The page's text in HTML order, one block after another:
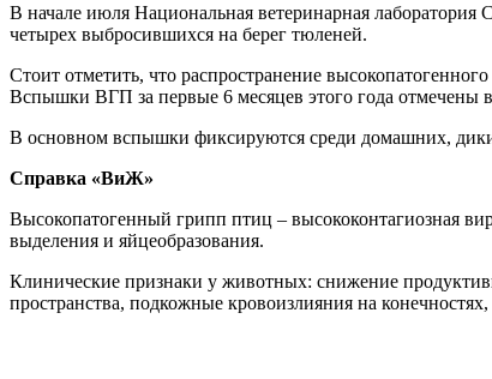
В начале июля Национальная ветеринарная
четырех выбросившихся на берег тюленей.
Стоит отметить, что распространение
Вспышки ВГП за первые 6 месяцев этого года отмечены
В основном вспышки фиксируются среди домашних,
Справка «ВиЖ»
Высокопатогенный грипп птиц – высококонтагиозная
выделения и яйцеобразования.
Клинические признаки у животных: снижение
пространства, подкожные кровоизлияния на